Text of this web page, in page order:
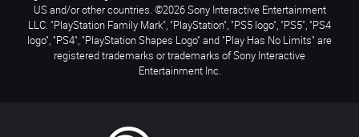
US and/or other countries. ©2026 Sony Interactive Entertainment
LLC. "PlayStation Family Mark", "PlayStation", "PS5 logo", "PS5", "PS4
logo", "PS4", "PlayStation Shapes Logo" and "Play Has No Limits" are
registered trademarks or trademarks of Sony Interactive
Entertainment Inc.